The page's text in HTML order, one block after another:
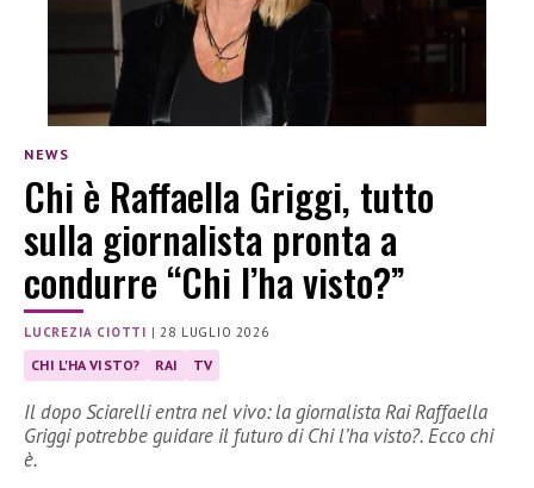
NEWS
Chi è Raffaella Griggi, tutto
sulla giornalista pronta a
condurre “Chi l’ha visto?”
LUCREZIA CIOTTI | 28 LUGLIO 2026
CHI L'HA VISTO? RAI TV
Il dopo Sciarelli entra nel vivo: la giornalista Rai Raffaella
Griggi potrebbe guidare il futuro di Chi l’ha visto?. Ecco chi
è.